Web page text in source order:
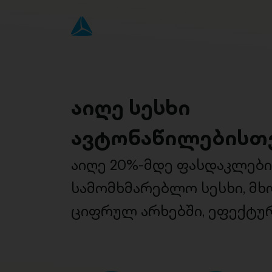
აიღე სესხი
აიღე 20%-მდე
სამომხმარებლო სესხი,
ციფრულ არხებში,